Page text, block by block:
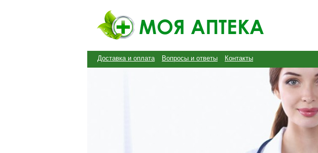
Доставка и оплата Вопросы и ответы Контакты